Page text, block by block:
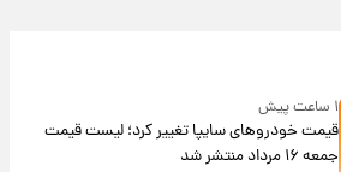
۱ ساعت پیش
قیمت خودروهای سایپا تغییر کرد؛ لیست قیمت
جمعه ۱۶ مرداد منتشر شد